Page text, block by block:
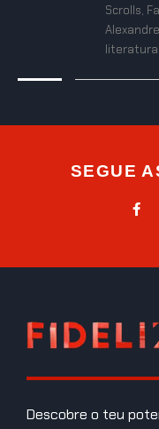
Scrolls,
literatura
SEGUE
Descobre o teu